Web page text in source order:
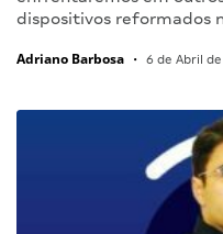
dispositivos reformados
Adriano Barbosa • 6 de Abril